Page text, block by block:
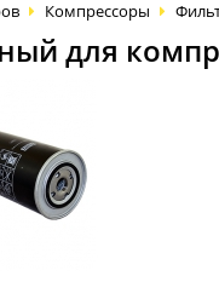
Компрессоры
для